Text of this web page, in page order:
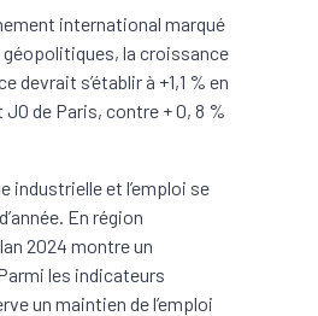
international marqué
la croissance
devrait s’établir à +1,1 % en
JO de Paris, contre + 0, 8 %
industrielle et l’emploi se
En région
2024 montre un
les indicateurs
un maintien de l’emploi